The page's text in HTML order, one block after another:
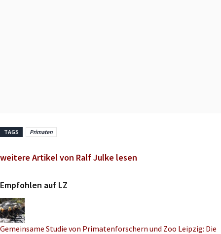
TAGS Primaten
weitere Artikel von Ralf Julke lesen
Empfohlen auf LZ
Gemeinsame Studie von Primatenforschern und Zoo Leipzig: Die